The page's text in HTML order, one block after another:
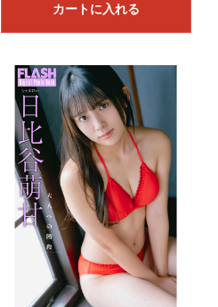
カートに入れる